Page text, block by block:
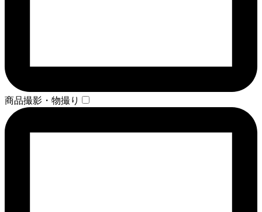
商品撮影・物撮り